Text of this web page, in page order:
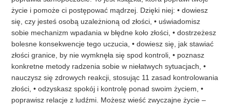
życie i pomoże ci postępować mądrzej. Dzięki niej: • dowiesz
się, czy jesteś osobą uzależnioną od złości, • uświadomisz
sobie mechanizm wpadania w błędne koło złości, • dostrzeżesz
bolesne konsekwencje tego uczucia, • dowiesz się, jak stawiać
złości granice, by nie wymknęła się spod kontroli, • poznasz
konkretne metody radzenia sobie w niełatwych sytuacjach, •
nauczysz się zdrowych reakcji, stosując 11 zasad kontrolowania
złości, • odzyskasz spokój i kontrolę ponad swoim życiem, •
poprawisz relacje z ludźmi. Możesz wieść zwyczajne życie –